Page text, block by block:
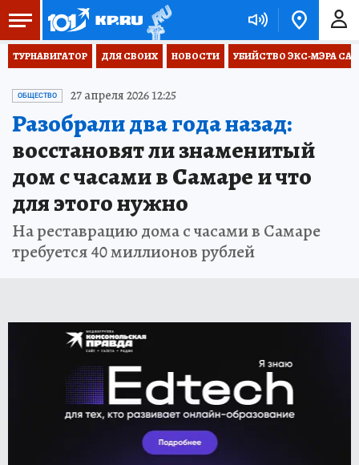
ТУРНАВИГАТОР ДЛЯ СВОИХ НОВОСТИ УБИЙСТВО ЭКС-МЭРА
ОБЩЕСТВО 27 апреля 2026 12:25
Разобрали два года назад:
восстановят ли знаменитый
дом с часами в Самаре и что
для этого нужно
На реставрацию дома с часами в Самаре
требуется 40 миллионов рублей